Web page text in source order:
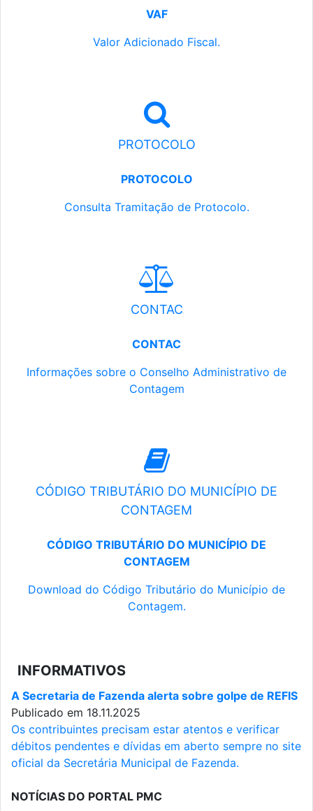
VAF
Valor Adicionado Fiscal.
PROTOCOLO
PROTOCOLO
Consulta Tramitação de Protocolo.
CONTAC
CONTAC
Informações sobre o Conselho Administrativo de
Contagem
CÓDIGO TRIBUTÁRIO DO MUNICÍPIO DE
CONTAGEM
CÓDIGO TRIBUTÁRIO DO MUNICÍPIO DE
CONTAGEM
Download do Código Tributário do Município de
Contagem.
INFORMATIVOS
A Secretaria de Fazenda alerta sobre golpe de REFIS
Publicado em 18.11.2025
Os contribuintes precisam estar atentos e verificar
débitos pendentes e dívidas em aberto sempre no site
oficial da Secretária Municipal de Fazenda.
NOTÍCIAS DO PORTAL PMC